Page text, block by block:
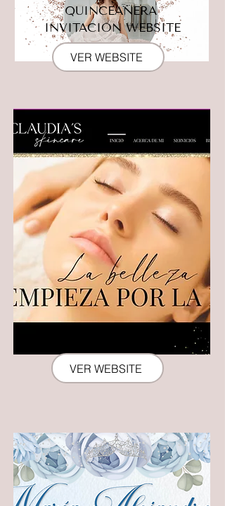
QUINCEAÑERA
INVITACIÓN WEBSITE
VER WEBSITE
VER WEBSITE